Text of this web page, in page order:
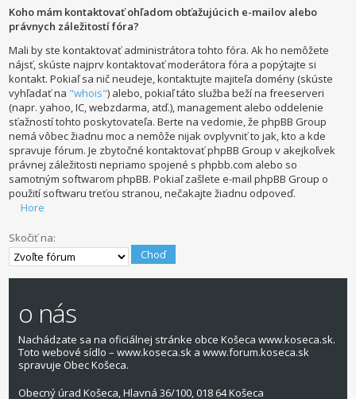
Koho mám kontaktovať ohľadom obťažujúcich e-mailov alebo
právnych záležitostí fóra?
Mali by ste kontaktovať administrátora tohto fóra. Ak ho nemôžete
nájsť, skúste najprv kontaktovať moderátora fóra a popýtajte si
kontakt. Pokiaľ sa nič neudeje, kontaktujte majiteľa domény (skúste
vyhľadať na "whois") alebo, pokiaľ táto služba beží na freeserveri
(napr. yahoo, IC, webzdarma, atď.), management alebo oddelenie
sťažností tohto poskytovateľa. Berte na vedomie, že phpBB Group
nemá vôbec žiadnu moc a nemôže nijak ovplyvniť to jak, kto a kde
spravuje fórum. Je zbytočné kontaktovať phpBB Group v akejkoľvek
právnej záležitosti nepriamo spojené s phpbb.com alebo so
samotným softwarom phpBB. Pokiaľ zašlete e-mail phpBB Group o
použití softwaru treťou stranou, nečakajte žiadnu odpoveď.
Hore
Skočiť na:
o nás
Nachádzate sa na oficiálnej stránke obce Košeca www.koseca.sk.
Toto webové sídlo – www.koseca.sk a www.forum.koseca.sk
spravuje Obec Košeca.
Obecný úrad Košeca, Hlavná 36/100, 018 64 Košeca